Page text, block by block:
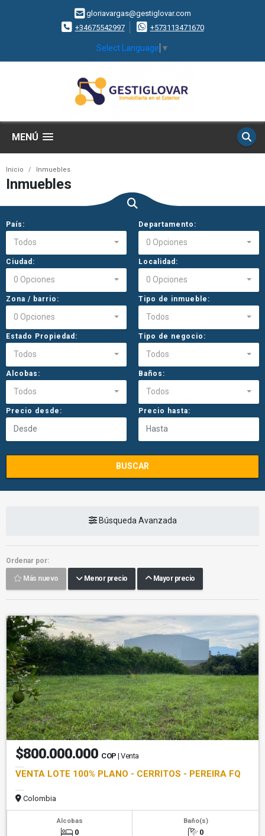
gloriavargas@gestiglovar.com
+34675542997
+573113471670
Select Language ▼
MENÚ
Inicio Inmuebles
Inmuebles
País:
Todos
Departamento:
0 Opciones
Ciudad:
0 Opciones
Localidad:
0 Opciones
Zona / barrio:
0 Opciones
Tipo de inmueble:
Todos
Estado Propiedad:
Todos
Tipo de negocio:
Todos
Alcobas:
Todos
Baños:
Todos
Precio desde: Precio hasta:
BUSCAR
Búsqueda Avanzada
Ordenar por:
Más nuevo Menor precio Mayor precio
$800.000.000 COP | Venta
VENTA LOTE 100% PLANO - CERRITOS - PEREIRA FQ
Colombia
Alcobas
0
Baño(s)
0